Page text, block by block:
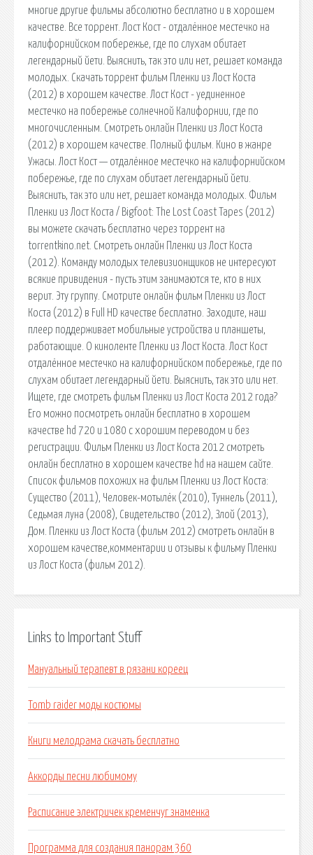
многие другие фильмы абсолютно бесплатно и в хорошем
качестве. Все торрент. Лост Кост - отдалённое местечко на
калифорнийском побережье, где по слухам обитает
легендарный йети. Выяснить, так это или нет, решает команда
молодых. Скачать торрент фильм Пленки из Лост Коста
(2012) в хорошем качестве. Лост Кост - уединенное
местечко на побережье солнечной Калифорнии, где по
многочисленным. Смотреть онлайн Пленки из Лост Коста
(2012) в хорошем качестве. Полный фильм. Кино в жанре
Ужасы. Лост Кост — отдалённое местечко на калифорнийском
побережье, где по слухам обитает легендарный йети.
Выяснить, так это или нет, решает команда молодых. Фильм
Пленки из Лост Коста / Bigfoot: The Lost Coast Tapes (2012)
вы можете скачать бесплатно через торрент на
torrentkino.net. Смотреть онлайн Пленки из Лост Коста
(2012). Команду молодых телевизионщиков не интересуют
всякие привидения - пусть этим занимаются те, кто в них
верит. Эту группу. Смотрите онлайн фильм Пленки из Лост
Коста (2012) в Full HD качестве бесплатно. Заходите, наш
плеер поддерживает мобильные устройства и планшеты,
работающие. О киноленте Пленки из Лост Коста. Лост Кост
отдалённое местечко на калифорнийском побережье, где по
слухам обитает легендарный йети. Выяснить, так это или нет.
Ищете, где смотреть фильм Пленки из Лост Коста 2012 года?
Его можно посмотреть онлайн бесплатно в хорошем
качестве hd 720 и 1080 с хорошим переводом и без
регистрации. Фильм Пленки из Лост Коста 2012 смотреть
онлайн бесплатно в хорошем качестве hd на нашем сайте.
Список фильмов похожих на фильм Пленки из Лост Коста:
Существо (2011), Человек-мотылёк (2010), Туннель (2011),
Седьмая луна (2008), Свидетельство (2012), Злой (2013),
Дом. Пленки из Лост Коста (фильм 2012) смотреть онлайн в
хорошем качестве,комментарии и отзывы к фильму Пленки
из Лост Коста (фильм 2012).
Links to Important Stuff
Мануальный терапевт в рязани кореец
Tomb raider моды костюмы
Книги мелодрама скачать бесплатно
Аккорды песни любимому
Расписание электричек кременчуг знаменка
Программа для создания панорам 360